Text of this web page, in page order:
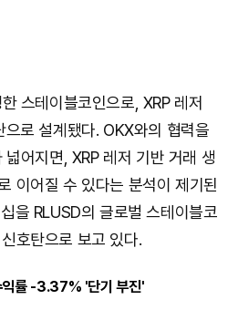
스테이블코인으로, XRP 레저
로 설계됐다. OKX와의 협력을
어지면, XRP 레저 기반 거래 생
이어질 수 있다는 분석이 제기된
을 RLUSD의 글로벌 스테이블코
호탄으로 보고 있다.
률 -3.37% '단기 부진'